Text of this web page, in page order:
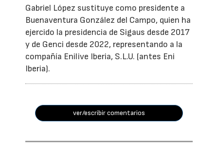
Gabriel López sustituye como presidente a
Buenaventura González del Campo, quien ha
ejercido la presidencia de Sigaus desde 2017
y de Genci desde 2022, representando a la
compañía Enilive Iberia, S.L.U. (antes Eni
Iberia).
ver/escribir comentarios